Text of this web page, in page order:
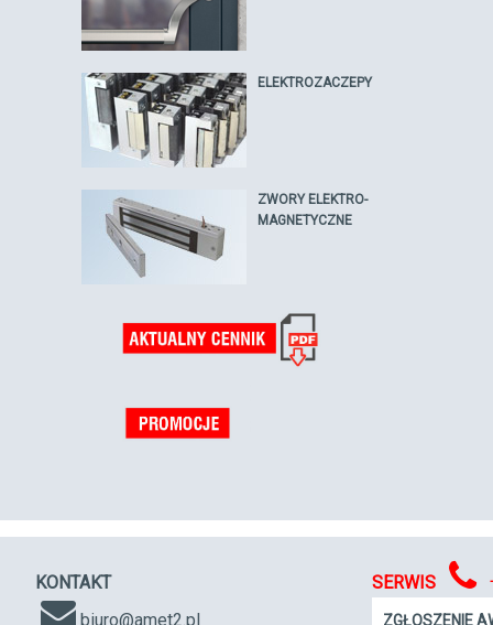
ELEKTROZACZEPY
ZWORY ELEKTRO-
MAGNETYCZNE
KONTAKT
biuro@amet2.pl
SERWIS
ZGŁOSZENIE